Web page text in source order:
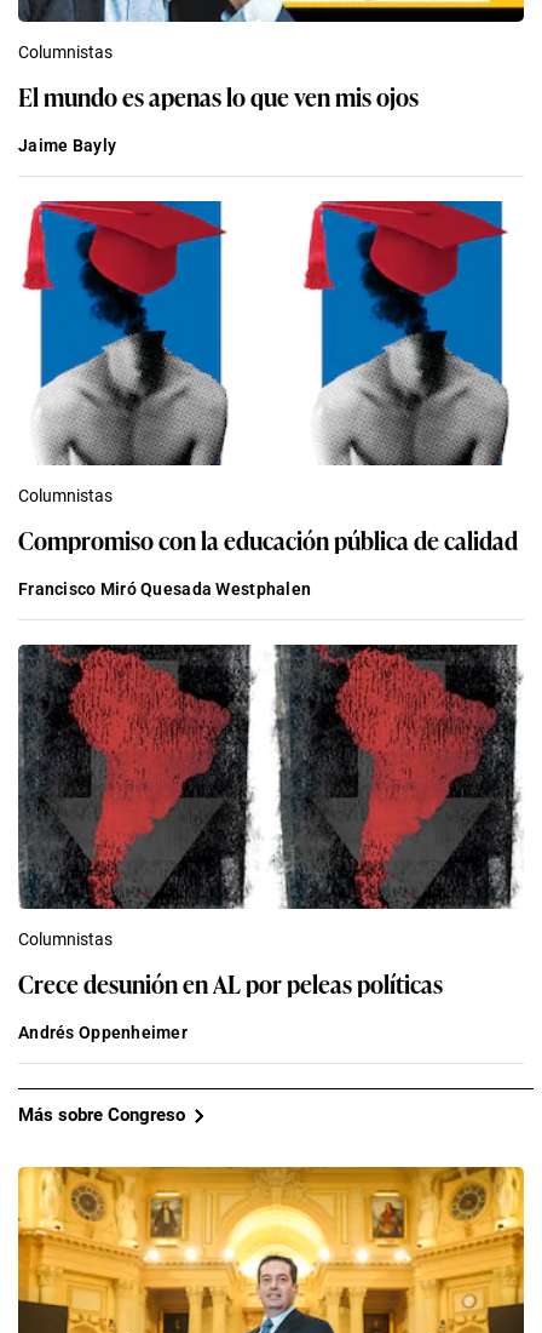
Columnistas
El mundo es apenas lo que ven mis ojos
Jaime Bayly
Columnistas
Compromiso con la educación pública de calidad
Francisco Miró Quesada Westphalen
Columnistas
Crece desunión en AL por peleas políticas
Andrés Oppenheimer
Más sobre Congreso